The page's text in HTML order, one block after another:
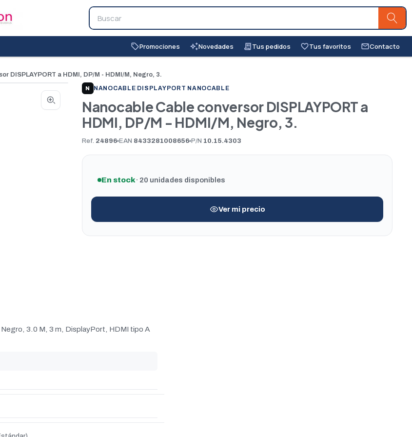
local_offerPromociones auto_awesomeNovedades receipt_long Tus pedidos favorite_borderTus favoritos mail_outlineContacto
DISPLAYPORT a HDMI, DP/M - HDMI/M, Negro, 3.
N NANOCABLE DISPLAYPORT NANOCABLE
Nanocable Cable conversor DISPLAYPORT a
HDMI, DP/M - HDMI/M, Negro, 3.
Ref. 24896 EAN 8433281008656 P/N 10.15.4303
En stock· 20 unidades disponibles
Ver mi precio
3.0 M, 3 m, DisplayPort, HDMI tipo A